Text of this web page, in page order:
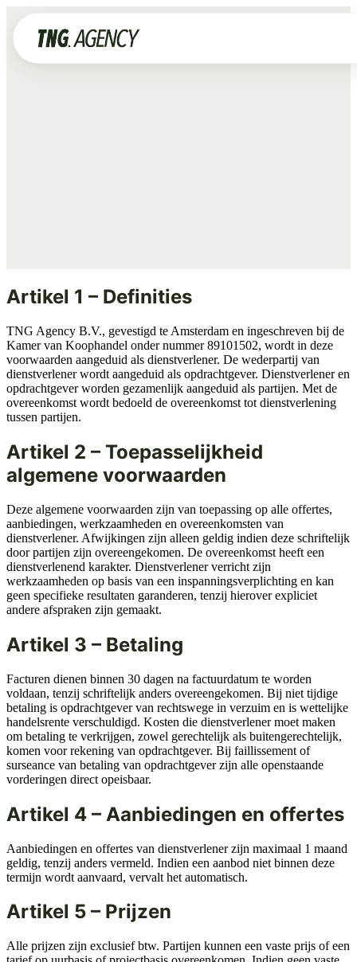
Organic Social
ALL SERVICES →
EN
Artikel 1 – Definities
TNG Agency B.V., gevestigd te Amsterdam en ingeschreven bij de
Kamer van Koophandel onder nummer 89101502, wordt in deze
voorwaarden aangeduid als dienstverlener. De wederpartij van
dienstverlener wordt aangeduid als opdrachtgever. Dienstverlener en
opdrachtgever worden gezamenlijk aangeduid als partijen. Met de
overeenkomst wordt bedoeld de overeenkomst tot dienstverlening
tussen partijen.
Artikel 2 – Toepasselijkheid
algemene voorwaarden
Deze algemene voorwaarden zijn van toepassing op alle offertes,
aanbiedingen, werkzaamheden en overeenkomsten van
dienstverlener. Afwijkingen zijn alleen geldig indien deze schriftelijk
door partijen zijn overeengekomen. De overeenkomst heeft een
dienstverlenend karakter. Dienstverlener verricht zijn
werkzaamheden op basis van een inspanningsverplichting en kan
geen specifieke resultaten garanderen, tenzij hierover expliciet
andere afspraken zijn gemaakt.
Artikel 3 – Betaling
Facturen dienen binnen 30 dagen na factuurdatum te worden
voldaan, tenzij schriftelijk anders overeengekomen. Bij niet tijdige
betaling is opdrachtgever van rechtswege in verzuim en is wettelijke
handelsrente verschuldigd. Kosten die dienstverlener moet maken
om betaling te verkrijgen, zowel gerechtelijk als buitengerechtelijk,
komen voor rekening van opdrachtgever. Bij faillissement of
surseance van betaling van opdrachtgever zijn alle openstaande
vorderingen direct opeisbaar.
Artikel 4 – Aanbiedingen en offertes
Aanbiedingen en offertes van dienstverlener zijn maximaal 1 maand
geldig, tenzij anders vermeld. Indien een aanbod niet binnen deze
termijn wordt aanvaard, vervalt het automatisch.
Artikel 5 – Prijzen
Alle prijzen zijn exclusief btw. Partijen kunnen een vaste prijs of een